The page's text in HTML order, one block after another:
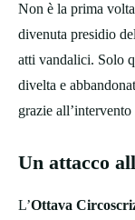
Non è la prima
divenuta presidio
atti vandalici. Solo
divelta e
grazie
Un attacco
L’Ottava